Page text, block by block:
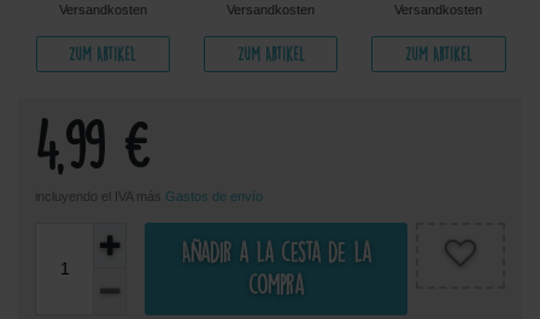
Versandkosten
Zum Artikel
Versandkosten
Zum Artikel
Versandkosten
Zum Artikel
4,99 €
incluyendo el IVA más Gastos de envío
Añadir a la cesta de la
compra